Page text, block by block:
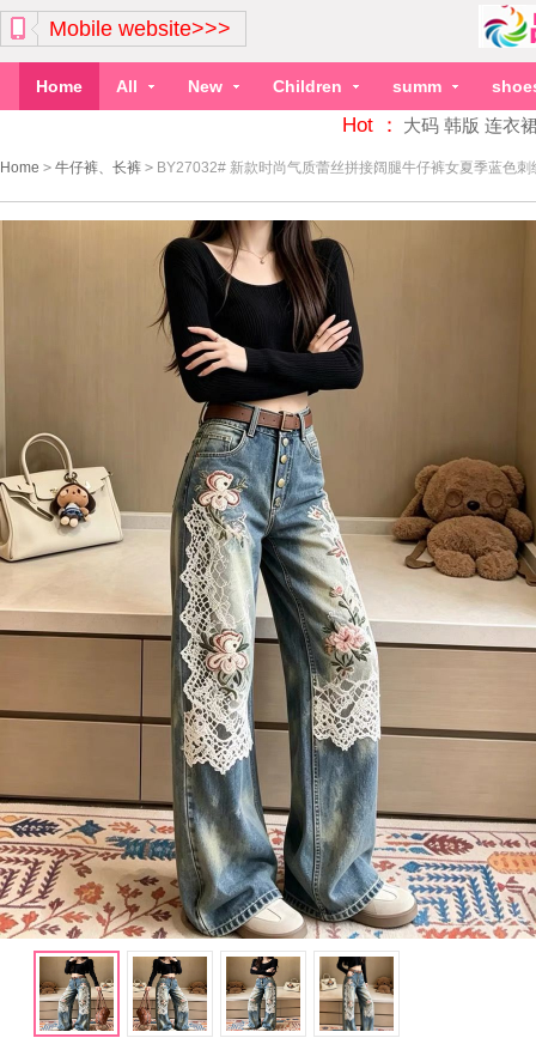
Mobile website>>>
Home All New Children summ
Hot ： 大码 韩版 连衣
Home > 牛仔裤、长裤 > BY27032# 新款时尚气质蕾丝拼接阔腿牛仔裤女夏季蓝色